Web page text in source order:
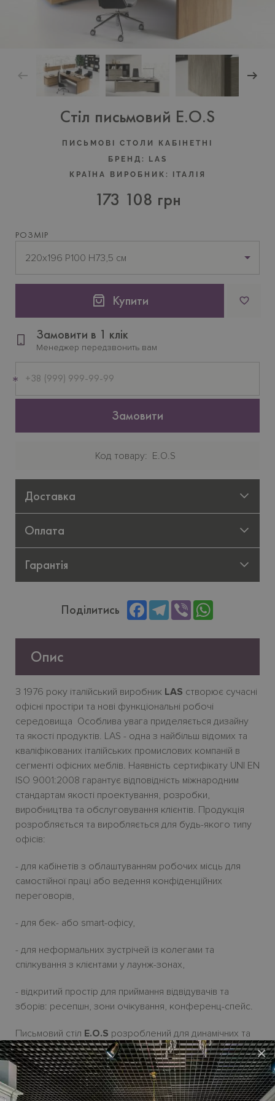
×
Стіл письмовий E.O.S
ПИСЬМОВІ СТОЛИ КАБІНЕТНІ
КРАЇНА ВИРОБНИК: ІТАЛІЯ
БРЕНД: LAS
173 108 грн
РОЗМІР
220x196 P100 H73,5 см
Купити
Замовити в 1 клік
Менеджер передзвонить вам
телефон
Замовити
Код товару E.O.S
Доставка
Оплата
Гарантія
Поділитись FacebookTelegram
Viber
Опис
З 1976 року італійський виробник LAS створює сучасні
офісні простіри та нові функціональні робочі
середовища Особлива увага приделяється дизайну
та якості продуктів. LAS - одна з найбільш відомих та
кваліфікованих італійських промислових компаній в
сегменті офісних меблів. Наявність сертифікату UNI EN
ISO 9001:2008 гарантує відповідність міжнародним
стандартам якості проектування, розробки,
виробництва та обслуговування клієнтів. Продукція
розробляється та виробляється ​​для будь-якого типу
офісів:
- для кабінетів з облаштуванням робочих місць для
самостійної праці або ведення конфіденційних
переговорів,
- для бек- або smart-офісу,
- для неформальних зустрічей із колегами та
спілкування з клієнтами у лаунж-зонах,
- відкритий простір для приймання відвідувачів та
зборів: ресепшн, зони очікування, конференц-спейс.
Письмовий стіл E.O.S розроблений для динамічних та
ефективних керівників. Великі ламіновані поверхні з
ефектом дерева або скляні стільниці, комоди с
висувними шухлядами, оздоблені плавним висуванням,
мобільні тумби на роликах, корисні аксесаури -